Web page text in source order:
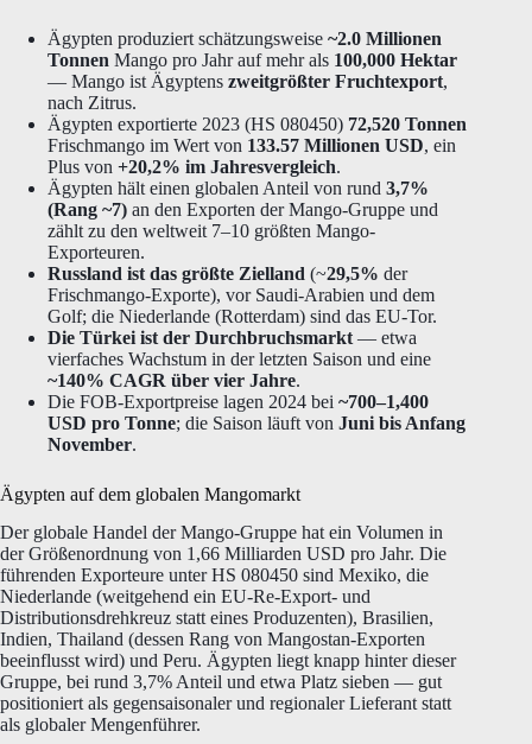
Ägypten produziert schätzungsweise ~2.0 Millionen
Tonnen Mango pro Jahr auf mehr als 100,000 Hektar
— Mango ist Ägyptens zweitgrößter Fruchtexport,
nach Zitrus.
Ägypten exportierte 2023 (HS 080450) 72,520 Tonnen
Frischmango im Wert von 133.57 Millionen USD, ein
Plus von +20,2% im Jahresvergleich.
Ägypten hält einen globalen Anteil von rund 3,7%
(Rang ~7) an den Exporten der Mango-Gruppe und
zählt zu den weltweit 7–10 größten Mango-
Exporteuren.
Russland ist das größte Zielland (~29,5% der
Frischmango-Exporte), vor Saudi-Arabien und dem
Golf; die Niederlande (Rotterdam) sind das EU-Tor.
Die Türkei ist der Durchbruchsmarkt — etwa
vierfaches Wachstum in der letzten Saison und eine
~140% CAGR über vier Jahre.
Die FOB-Exportpreise lagen 2024 bei ~700–1,400
USD pro Tonne; die Saison läuft von Juni bis Anfang
November.
Ägypten auf dem globalen Mangomarkt
Der globale Handel der Mango-Gruppe hat ein Volumen in
der Größenordnung von 1,66 Milliarden USD pro Jahr. Die
führenden Exporteure unter HS 080450 sind Mexiko, die
Niederlande (weitgehend ein EU-Re-Export- und
Distributionsdrehkreuz statt eines Produzenten), Brasilien,
Indien, Thailand (dessen Rang von Mangostan-Exporten
beeinflusst wird) und Peru. Ägypten liegt knapp hinter dieser
Gruppe, bei rund 3,7% Anteil und etwa Platz sieben — gut
positioniert als gegensaisonaler und regionaler Lieferant statt
als globaler Mengenführer.